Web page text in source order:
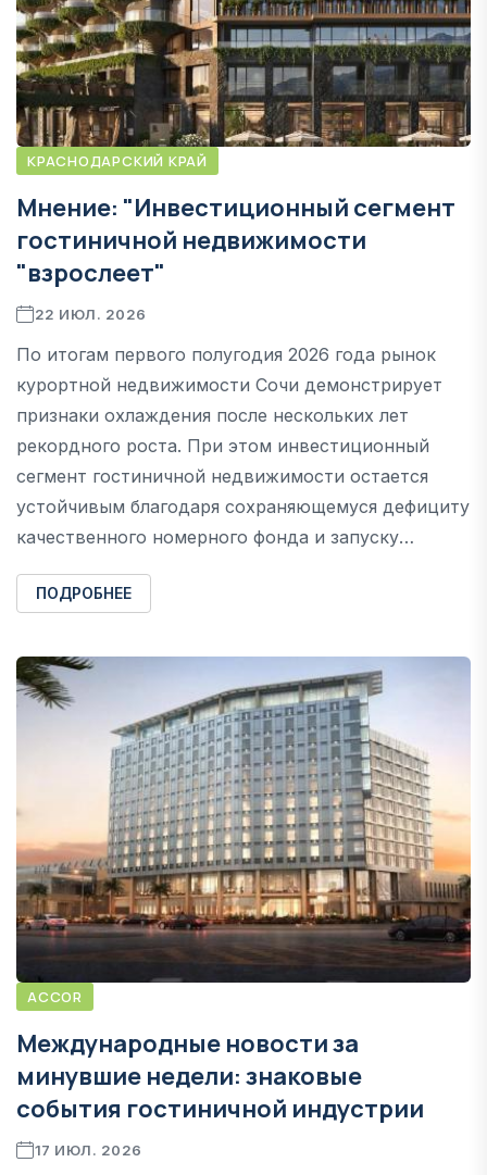
КРАСНОДАРСКИЙ КРАЙ
Мнение: "Инвестиционный сегмент
гостиничной недвижимости
"взрослеет"
22 ИЮЛ. 2026
По итогам первого полугодия 2026 года рынок
курортной недвижимости Сочи демонстрирует
признаки охлаждения после нескольких лет
рекордного роста. При этом инвестиционный
сегмент гостиничной недвижимости остается
устойчивым благодаря сохраняющемуся дефициту
качественного номерного фонда и запуску…
ПОДРОБНЕЕ
ACCOR
Международные новости за
минувшие недели: знаковые
события гостиничной индустрии
17 ИЮЛ. 2026